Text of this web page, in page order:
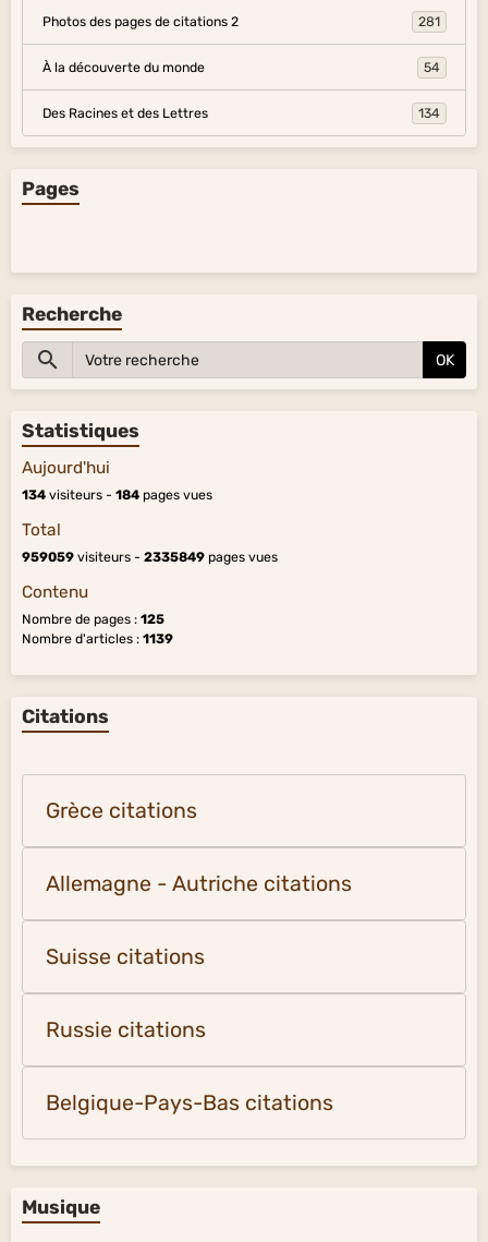
Photos des pages de citations 2 281
À la découverte du monde 54
Des Racines et des Lettres 134
Pages
Recherche
OK
Statistiques
Aujourd'hui
134 visiteurs - 184 pages vues
Total
959059 visiteurs - 2335849 pages vues
Contenu
Nombre de pages : 125
Nombre d'articles : 1139
Citations
Grèce citations
Allemagne - Autriche citations
Suisse citations
Russie citations
Belgique-Pays-Bas citations
Musique